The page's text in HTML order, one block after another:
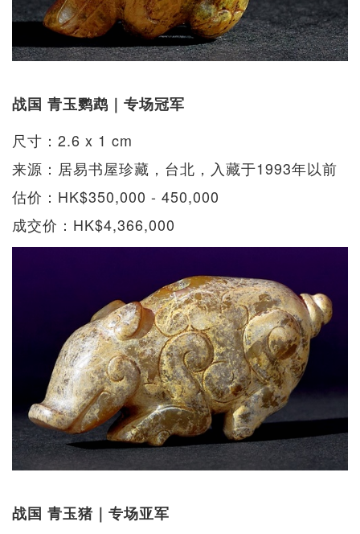
战国 青玉鹦鹉｜专场冠军
尺寸：2.6 x 1 cm
来源：居易书屋珍藏，台北，入藏于1993年以前
估价：HK$350,000 - 450,000
成交价：HK$4,366,000
战国 青玉猪｜专场亚军